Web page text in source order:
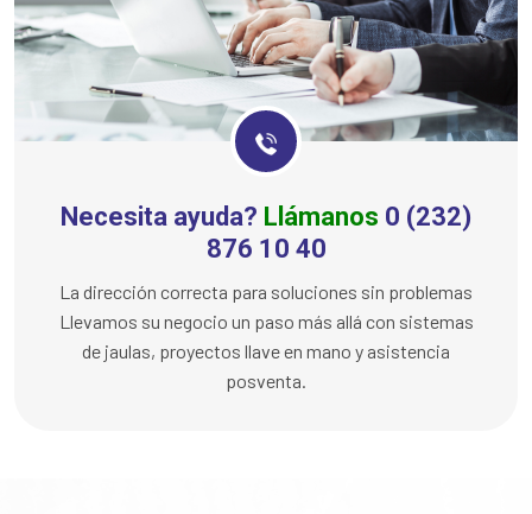
Necesita ayuda? Llámanos 0 (232)
876 10 40
La dirección correcta para soluciones sin problemas
Llevamos su negocio un paso más allá con sistemas
de jaulas, proyectos llave en mano y asistencia
posventa.